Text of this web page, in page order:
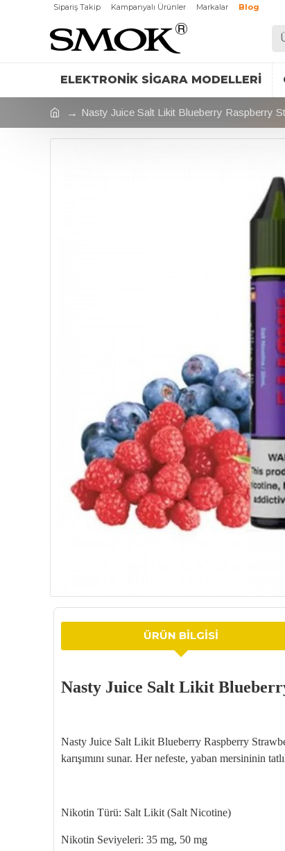
Sipariş Takip Kampanyalı Ürünler Markalar Blog
ELEKTRONIK SIGARA MODELLERI
Nasty Juice Salt Likit Blueberry Raspberry
ÜRÜN BILGISI
Nasty Juice Salt Likit
Nasty Juice Salt Likit Blueberry Raspberry
karışımını sunar. Her nefeste, yaban mersininin
Nikotin Türü: Salt Likit (Salt Nicotine)
Nikotin Seviyeleri: 35 mg, 50 mg